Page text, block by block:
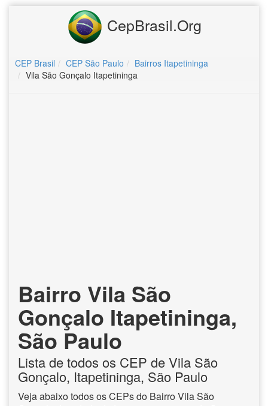
CepBrasil.Org
CEP Brasil CEP São Paulo
Bairros Itapetininga
Vila São Gonçalo Itapetininga
Bairro Vila São
Gonçalo Itapetininga,
São Paulo
Lista de todos os CEP de Vila São
Gonçalo, Itapetininga, São Paulo
Veja abaixo todos os CEPs do Bairro Vila São